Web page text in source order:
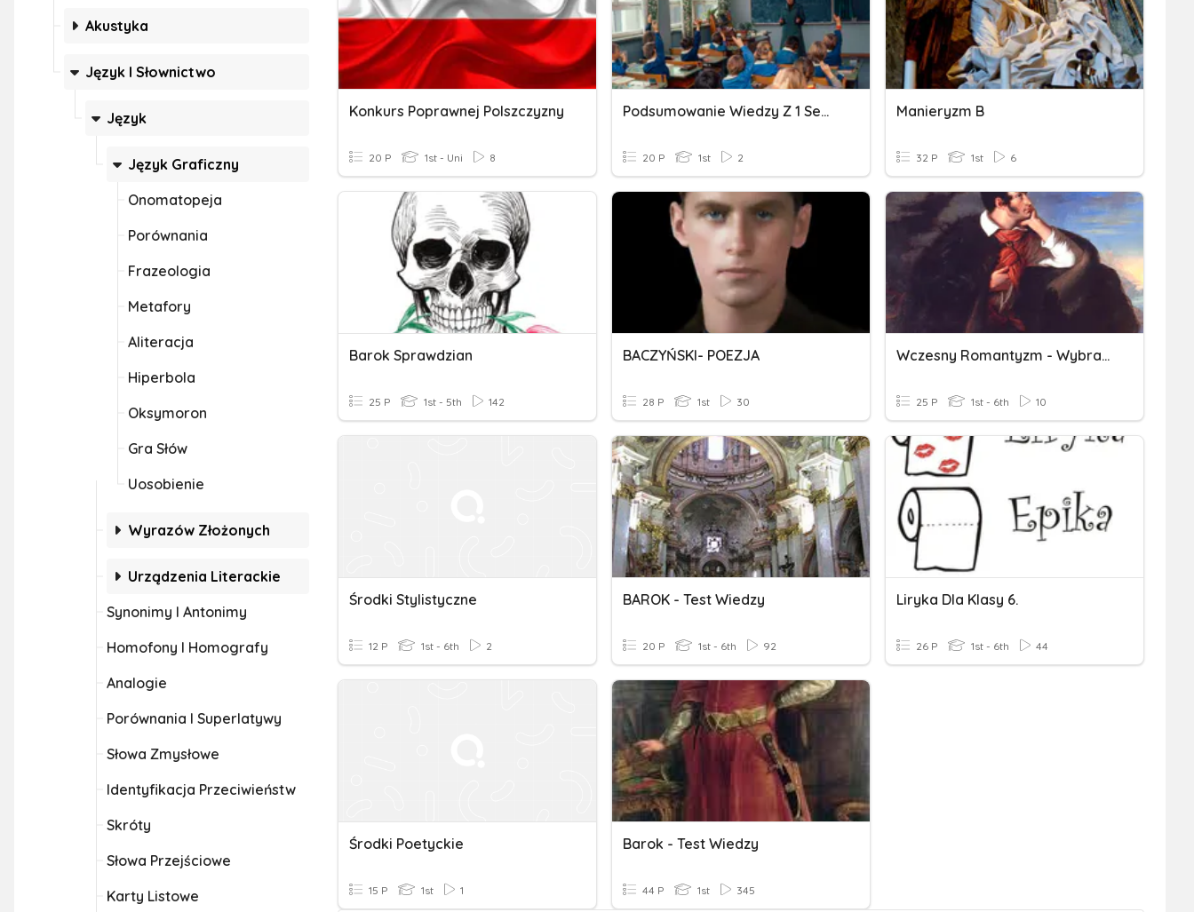
Akustyka
Język I Słownictwo
Język
Język Graficzny
Onomatopeja
Porównania
Frazeologia
Metafory
Aliteracja
Hiperbola
Oksymoron
Gra Słów
Uosobienie
Wyrazów Złożonych
Urządzenia Literackie
Synonimy I Antonimy
Homofony I Homografy
Analogie
Porównania I Superlatywy
Słowa Zmysłowe
Identyfikacja Przeciwieństw
Skróty
Słowa Przejściowe
Karty Listowe
Konkurs Poprawnej Polszczyzny
20 P 1st - Uni 8
Podsumowanie Wiedzy Z 1 Semestru
20 P 1st 2
Manieryzm B
32 P 1st 6
Barok Sprawdzian
25 P 1st - 5th 142
BACZYŃSKI- POEZJA
28 P 1st 30
Wczesny Romantyzm - Wybrane Utwory
25 P 1st - 6th 10
Środki Stylistyczne
12 P 1st - 6th 2
BAROK - Test Wiedzy
20 P 1st - 6th 92
Liryka Dla Klasy 6.
26 P 1st - 6th 44
Środki Poetyckie
15 P 1st 1
Barok - Test Wiedzy
44 P 1st 345